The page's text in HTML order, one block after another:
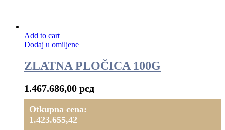
Add to cart
Dodaj u omiljene
ZLATNA PLOČICA 100G
1.467.686,00 рсд
Otkupna cena:
1.423.655,42